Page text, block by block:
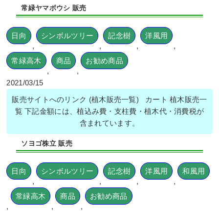
常緑ヤマボウシ 販売
日向
,
シンボルツリー
,
記念樹
,
洋風用
,
常緑高木
,
商品
,
お勧め商品
2021/03/15
販売サイトへのリンク (植木販売一覧) カート 植木販売一
覧 下記金額には、植込み費・支柱費・植木代・消費税が
含まれています。
ソヨゴ株立 販売
日向
,
シンボルツリー
,
記念樹
,
洋風用
,
和風用
,
常緑高木
,
商品
,
お勧め商品